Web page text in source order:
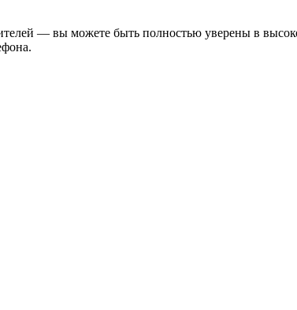
— вы можете быть полностью уверены в